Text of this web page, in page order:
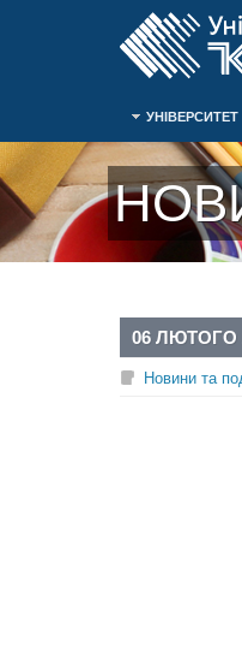
УНІВЕРСИТЕТ
06 ЛЮТОГО
Новини та